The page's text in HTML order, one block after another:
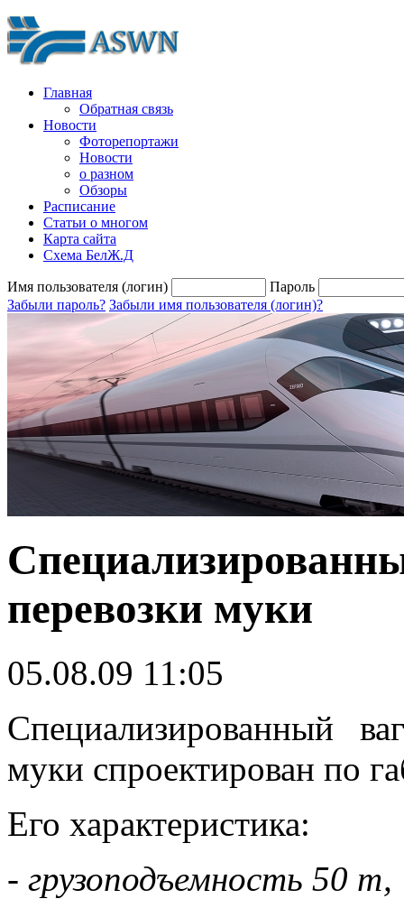
Главная
Обратная связь
Новости
Фоторепортажи
Новости
о разном
Обзоры
Расписание
Статьи о многом
Карта сайта
Схема БелЖ.Д
Имя пользователя (логин)
Пароль
Забыли пароль? Забыли имя пользователя (логин)?
перевозки муки
05.08.09 11:05
Специализированный
муки спроектирован по
Его характеристика:
- грузоподъемность 50 т,